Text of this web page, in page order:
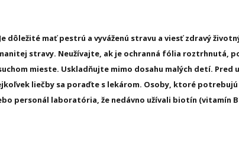
dôležité mať pestrú a vyváženú stravu a viesť zdravý
stravy. Neužívajte, ak je ochranná fólia roztrhnutá,
mieste. Uskladňujte mimo dosahu malých detí. Pred
liečby sa poraďte s lekárom. Osoby, ktoré potrebujú
personál laboratória, že nedávno užívali biotín (vitamín